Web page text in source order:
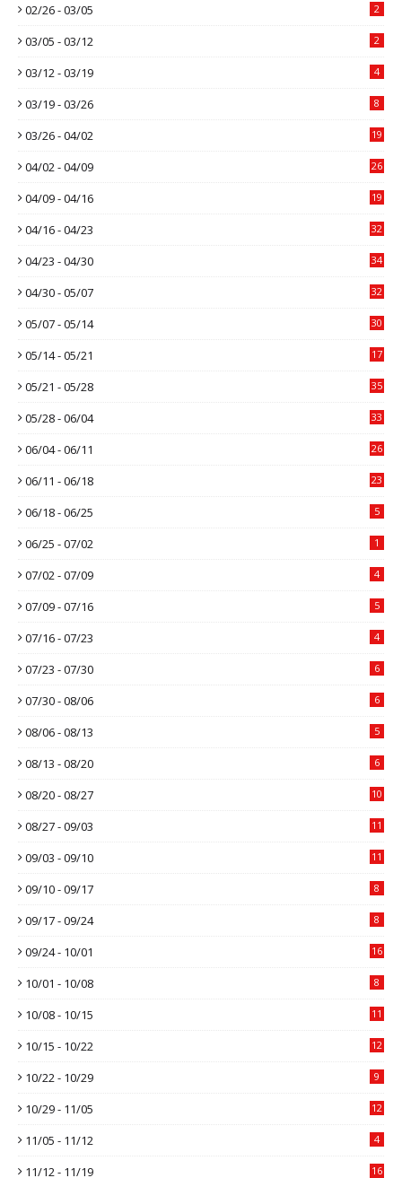
02/26 - 03/05 2
03/05 - 03/12 2
03/12 - 03/19 4
03/19 - 03/26 8
03/26 - 04/02 19
04/02 - 04/09 26
04/09 - 04/16 19
04/16 - 04/23 32
04/23 - 04/30 34
04/30 - 05/07 32
05/07 - 05/14 30
05/14 - 05/21 17
05/21 - 05/28 35
05/28 - 06/04 33
06/04 - 06/11 26
06/11 - 06/18 23
06/18 - 06/25 5
06/25 - 07/02 1
07/02 - 07/09 4
07/09 - 07/16 5
07/16 - 07/23 4
07/23 - 07/30 6
07/30 - 08/06 6
08/06 - 08/13 5
08/13 - 08/20 6
08/20 - 08/27 10
08/27 - 09/03 11
09/03 - 09/10 11
09/10 - 09/17 8
09/17 - 09/24 8
09/24 - 10/01 16
10/01 - 10/08 8
10/08 - 10/15 11
10/15 - 10/22 12
10/22 - 10/29 9
10/29 - 11/05 12
11/05 - 11/12 4
11/12 - 11/19 16